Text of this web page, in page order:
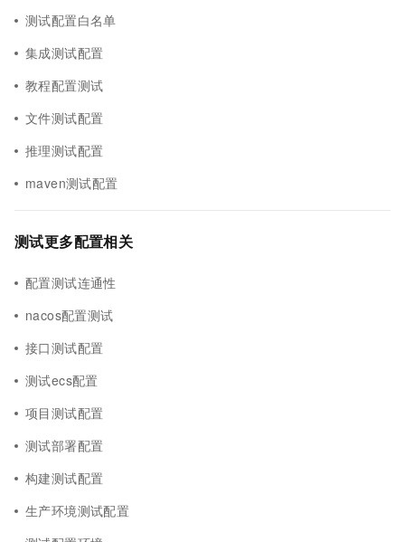
测试配置白名单
集成测试配置
教程配置测试
文件测试配置
推理测试配置
maven测试配置
测试更多配置相关
配置测试连通性
nacos配置测试
接口测试配置
测试ecs配置
项目测试配置
测试部署配置
构建测试配置
生产环境测试配置